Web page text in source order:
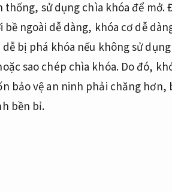
thống, sử dụng chìa khóa để mở.
ngoài dễ dàng, khóa cơ dễ
bị phá khóa nếu không sử
sao chép chìa khóa. Do đó,
bảo vệ an ninh phải chăng
bền bỉ.